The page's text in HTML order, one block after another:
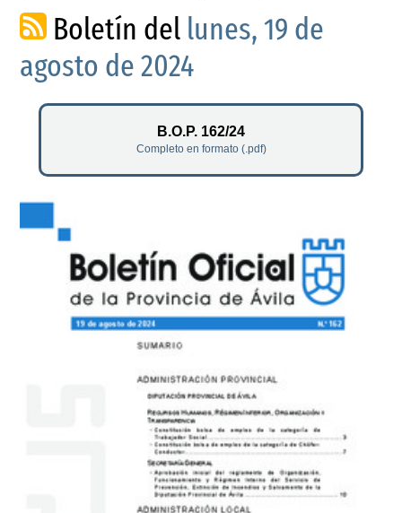
Boletín del lunes, 19 de
agosto de 2024
B.O.P. 162/24
Completo en formato (.pdf)